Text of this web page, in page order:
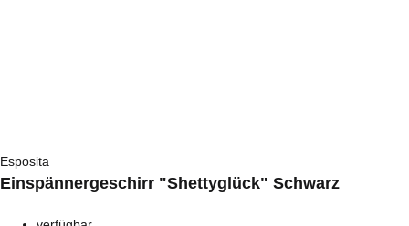
Esposita
Einspännergeschirr "Shettyglück" Schwarz